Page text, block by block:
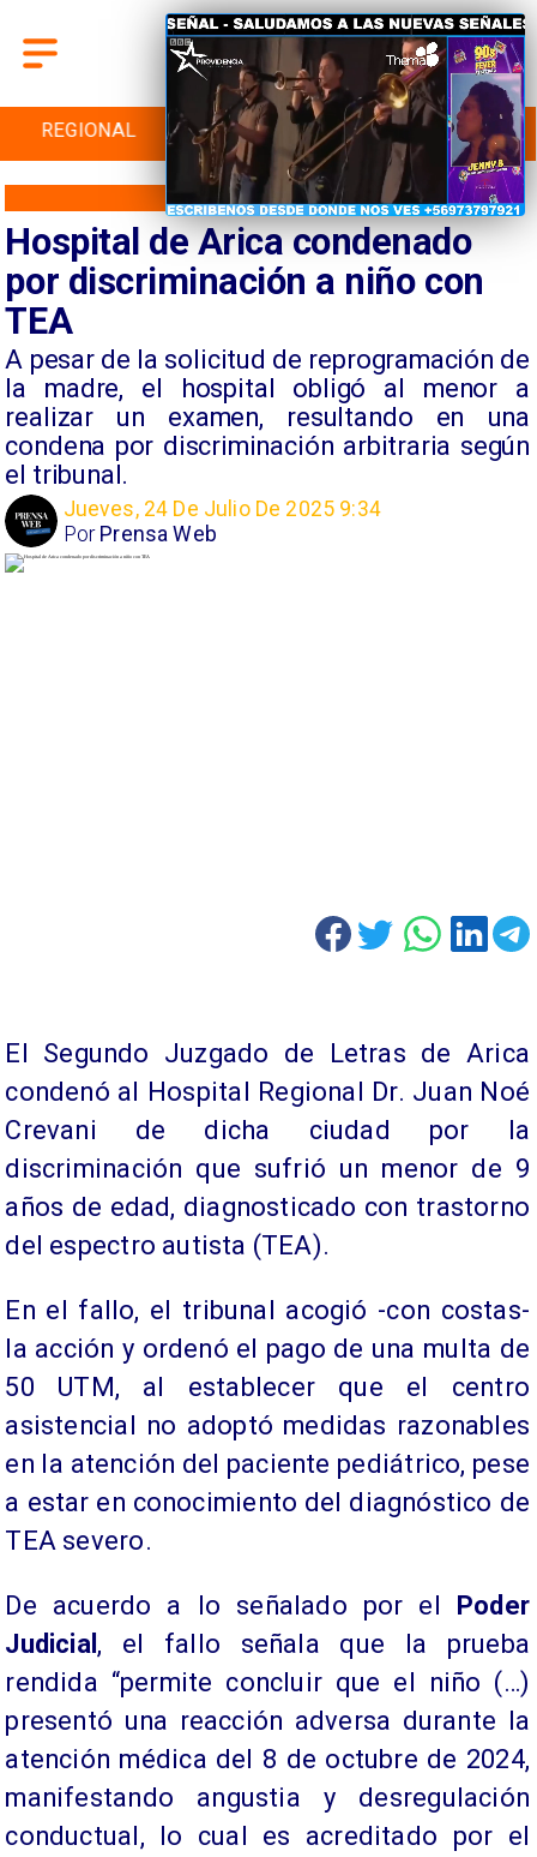
REGIONAL INTERNACIONAL DEPORTES
Hospital de Arica condenado
por discriminación a niño con
TEA
A pesar de la solicitud de reprogramación de
la madre, el hospital obligó al menor a
realizar un examen, resultando en una
condena por discriminación arbitraria según
el tribunal.
REGIONES
Jueves, 24 De Julio De 2025 9:34
Prensa Web
Por
El Segundo Juzgado de Letras de Arica
condenó al Hospital Regional Dr. Juan Noé
Crevani de dicha ciudad por la
discriminación que sufrió un menor de 9
años de edad, diagnosticado con trastorno
del espectro autista (TEA).
En el fallo, el tribunal acogió -con costas-
la acción y ordenó el pago de una multa de
50 UTM, al establecer que el centro
asistencial no adoptó medidas razonables
en la atención del paciente pediátrico, pese
a estar en conocimiento del diagnóstico de
TEA severo.
De acuerdo a lo señalado por el Poder
Judicial , el fallo señala que la prueba
rendida “permite concluir que el niño (…)
presentó una reacción adversa durante la
atención médica del 8 de octubre de 2024,
manifestando angustia y desregulación
conductual, lo cual es acreditado por el